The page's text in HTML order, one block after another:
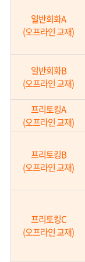
일반회화A
(오프라인 교재)
일반회화B
(오프라인 교재)
프리토킹A
(오프라인 교재)
프리토킹B
(오프라인 교재)
프리토킹C
(오프라인 교재)